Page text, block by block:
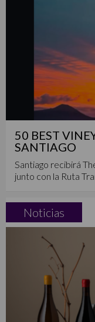
50 BEST
SANTIAGO
Santiago recibirá
junto con la Ruta
Noticias